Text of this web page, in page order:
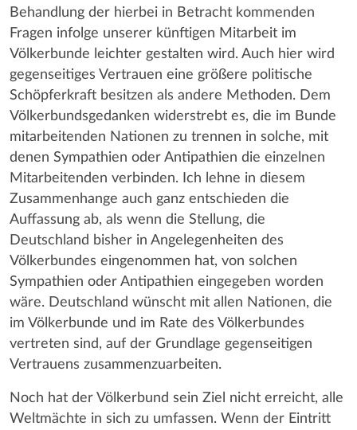
Behandlung der hierbei in Betracht kommenden
Fragen infolge unserer künftigen Mitarbeit im
Völkerbunde leichter gestalten wird. Auch hier wird
gegenseitiges Vertrauen eine größere politische
Schöpferkraft besitzen als andere Methoden. Dem
Völkerbundsgedanken widerstrebt es, die im Bunde
mitarbeitenden Nationen zu trennen in solche, mit
denen Sympathien oder Antipathien die einzelnen
Mitarbeitenden verbinden. Ich lehne in diesem
Zusammenhange auch ganz entschieden die
Auffassung ab, als wenn die Stellung, die
Deutschland bisher in Angelegenheiten des
Völkerbundes eingenommen hat, von solchen
Sympathien oder Antipathien eingegeben worden
wäre. Deutschland wünscht mit allen Nationen, die
im Völkerbunde und im Rate des Völkerbundes
vertreten sind, auf der Grundlage gegenseitigen
Vertrauens zusammenzuarbeiten.
Noch hat der Völkerbund sein Ziel nicht erreicht, alle
Weltmächte in sich zu umfassen. Wenn der Eintritt